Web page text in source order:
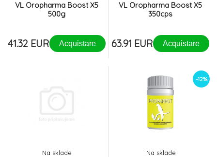
VL Oropharma Boost X5
500g
41.32 EUR Acquistare
VL Oropharma Boost X5
350cps
63.91 EUR Acquistare
Na sklade
-12%
Na sklade